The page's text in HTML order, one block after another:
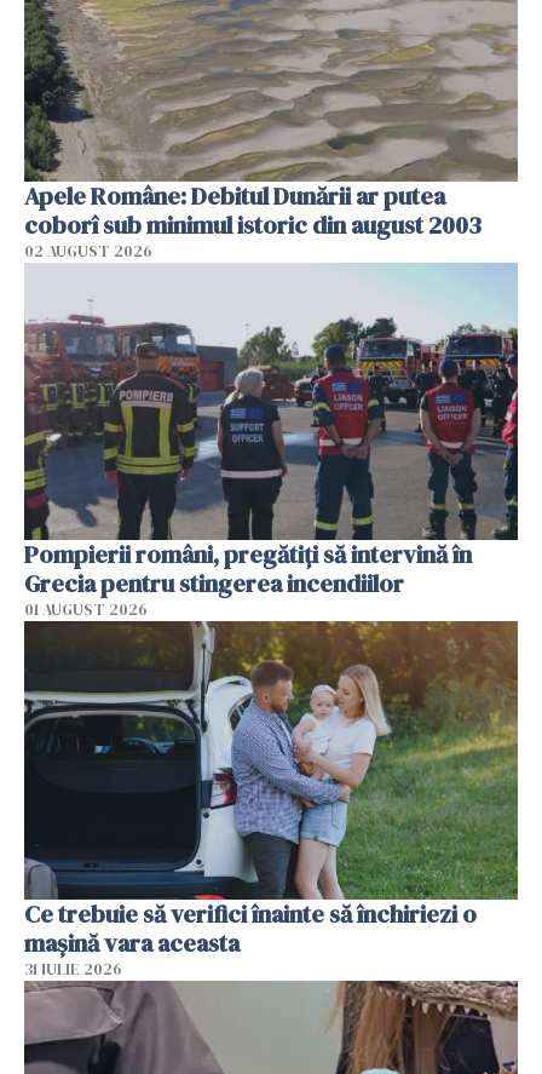
Apele Române: Debitul Dunării ar putea
coborî sub minimul istoric din august 2003
02 AUGUST 2026
Pompierii români, pregătiţi să intervină în
Grecia pentru stingerea incendiilor
01 AUGUST 2026
Ce trebuie să verifici înainte să închiriezi o
mașină vara aceasta
31 IULIE 2026